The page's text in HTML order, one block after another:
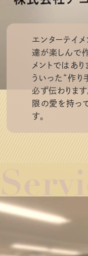
エンターテイ
達が楽しんで
メントではあ
ういった“作り
必ず伝わりま
限の愛を持っ
す。